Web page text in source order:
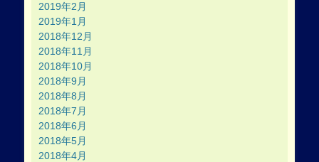
2019年2月
2019年1月
2018年12月
2018年11月
2018年10月
2018年9月
2018年8月
2018年7月
2018年6月
2018年5月
2018年4月